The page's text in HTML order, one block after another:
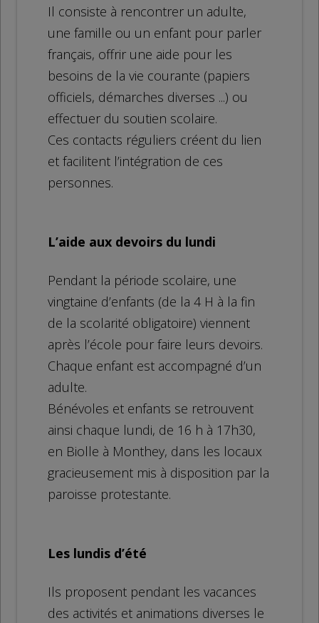
Il consiste à rencontrer un adulte,
une famille ou un enfant pour parler
français, offrir une aide pour les
besoins de la vie courante (papiers
officiels, démarches diverses ...) ou
effectuer du soutien scolaire.
Ces contacts réguliers créent du lien
et facilitent l’intégration de ces
personnes.
L’aide aux devoirs du lundi
Pendant la période scolaire, une
vingtaine d’enfants (de la 4 H à la fin
de la scolarité obligatoire) viennent
après l’école pour faire leurs devoirs.
Chaque enfant est accompagné d’un
adulte.
Bénévoles et enfants se retrouvent
ainsi chaque lundi, de 16 h à 17h30,
en Biolle à Monthey, dans les locaux
gracieusement mis à disposition par la
paroisse protestante.
Les lundis d’été
Ils proposent pendant les vacances
des activités et animations diverses le